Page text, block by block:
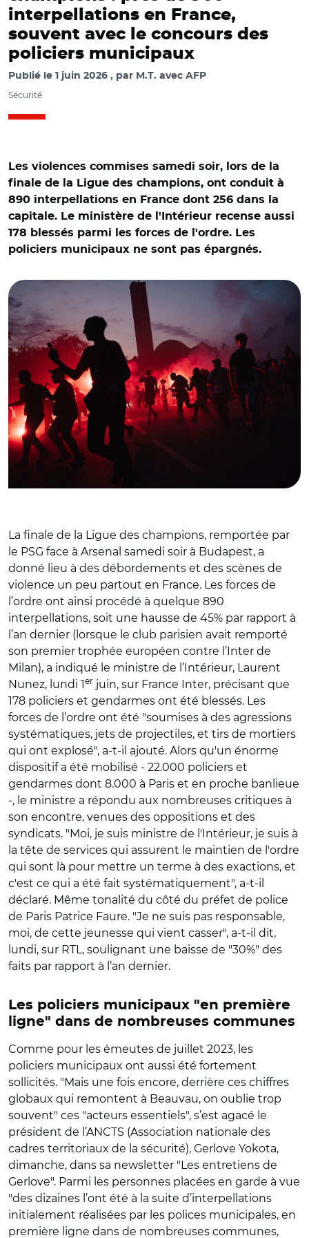
interpellations en France,
souvent avec le concours des
policiers municipaux
Publié le 1 juin 2026 par M.T. avec AFP
Sécurité
Les violences commises samedi soir, lors de la
finale de la Ligue des champions, ont conduit à
890 interpellations en France dont 256 dans la
capitale. Le ministère de l'Intérieur recense aussi
178 blessés parmi les forces de l'ordre. Les
policiers municipaux ne sont pas épargnés.
La finale de la Ligue des champions, remportée par
le PSG face à Arsenal samedi soir à Budapest, a
donné lieu à des débordements et des scènes de
violence un peu partout en France. Les forces de
l’ordre ont ainsi procédé à quelque 890
interpellations, soit une hausse de 45% par rapport à
l’an dernier (lorsque le club parisien avait remporté
son premier trophée européen contre l’Inter de
Milan), a indiqué le ministre de l’Intérieur, Laurent
Nunez, lundi 1er juin, sur France Inter, précisant que
178 policiers et gendarmes ont été blessés. Les
forces de l’ordre ont été "soumises à des agressions
systématiques, jets de projectiles, et tirs de mortiers
qui ont explosé", a-t-il ajouté. Alors qu'un énorme
dispositif a été mobilisé - 22.000 policiers et
gendarmes dont 8.000 à Paris et en proche banlieue
-, le ministre a répondu aux nombreuses critiques à
son encontre, venues des oppositions et des
syndicats. "Moi, je suis ministre de l'Intérieur, je suis à
la tête de services qui assurent le maintien de l'ordre
qui sont là pour mettre un terme à des exactions, et
c'est ce qui a été fait systématiquement", a-t-il
déclaré. Même tonalité du côté du préfet de police
de Paris Patrice Faure. "Je ne suis pas responsable,
moi, de cette jeunesse qui vient casser", a-t-il dit,
lundi, sur RTL, soulignant une baisse de "30%" des
faits par rapport à l’an dernier.
Les policiers municipaux "en première
ligne" dans de nombreuses communes
Comme pour les émeutes de juillet 2023, les
policiers municipaux ont aussi été fortement
sollicités. "Mais une fois encore, derrière ces chiffres
globaux qui remontent à Beauvau, on oublie trop
souvent" ces "acteurs essentiels", s’est agacé le
président de l’ANCTS (Association nationale des
cadres territoriaux de la sécurité), Gerlove Yokota,
dimanche, dans sa newsletter "Les entretiens de
Gerlove". Parmi les personnes placées en garde à vue
"des dizaines l’ont été à la suite d’interpellations
initialement réalisées par les polices municipales, en
première ligne dans de nombreuses communes,